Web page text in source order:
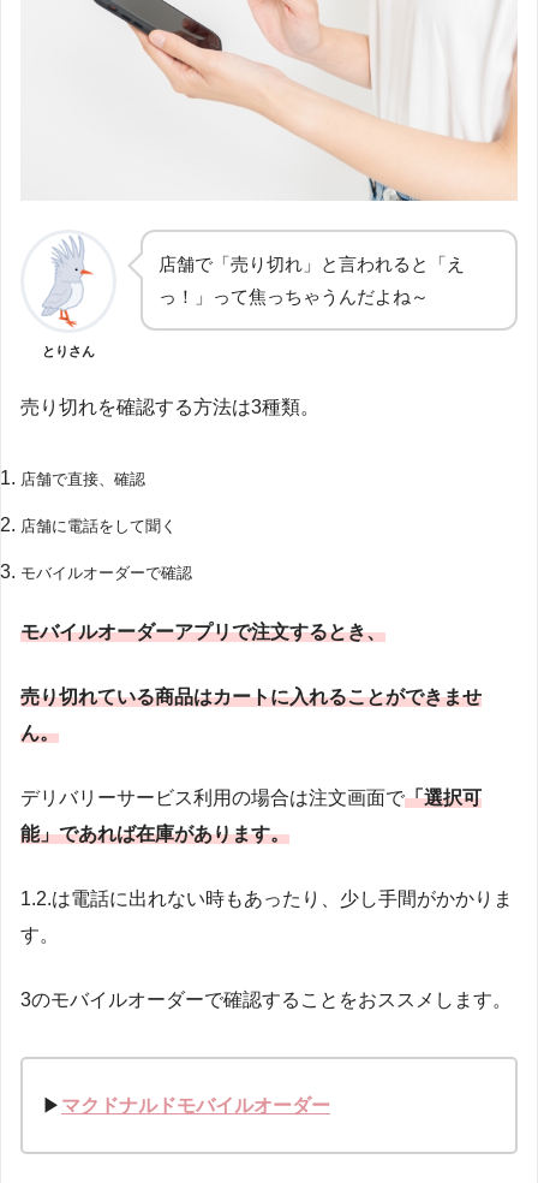
とりさん
店舗で「売り切れ」と言われると「え
っ！」って焦っちゃうんだよね～
売り切れを確認する方法は3種類。
店舗で直接、確認
店舗に電話をして聞く
モバイルオーダーで確認
モバイルオーダーアプリで注文するとき、
売り切れている商品はカートに入れることができませ
ん。
デリバリーサービス利用の場合は注文画面で「選択可
能」であれば在庫があります。
1.2.は電話に出れない時もあったり、少し手間がかかりま
す。
3のモバイルオーダーで確認することをおススメします。
▶ マクドナルドモバイルオーダー